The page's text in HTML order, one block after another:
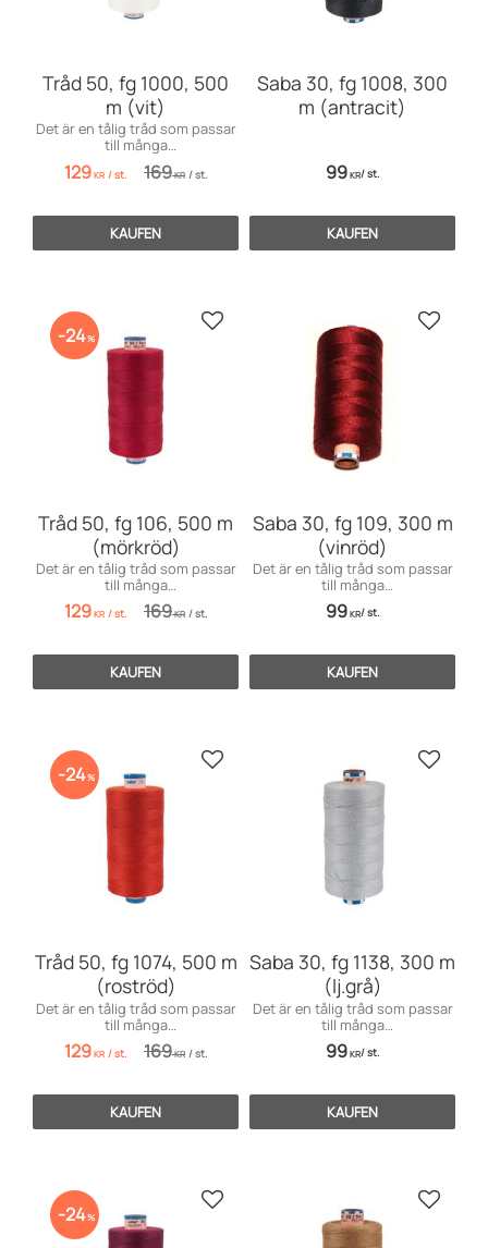
Tråd 50, fg 1000, 500
m (vit)
Det är en tålig tråd som passar
till många
användningsområden inom
möbelsömnad men även för
129KR /st. 169KR /st.
KAUFEN
Saba 30, fg 1008, 300
m (antracit)
99KR/st.
KAUFEN
Tråd 50, fg 106, 500 m
(mörkröd)
Det är en tålig tråd som passar
till många
användningsområden inom
möbelsömnad men även för
129KR /st. 169KR /st.
24% Zu Favoriten hinzufügen
KAUFEN
Saba 30, fg 109, 300 m
(vinröd)
Det är en tålig tråd som passar
till många
användningsområden främst
till markiser, kapell, möbler och
effektsömnad.
99KR/st.
Zu
KAUFEN
Tråd 50, fg 1074, 500 m
(roströd)
Det är en tålig tråd som passar
till många
användningsområden inom
möbelsömnad men även för
129KR /st. 169KR /st.
24% Zu Favoriten hinzufügen
KAUFEN
Saba 30, fg 1138, 300 m
(lj.grå)
Det är en tålig tråd som passar
till många
användningsområden främst
till markiser, kapell, möbler och
effektsömnad.
99KR/st.
Zu
KAUFEN
24% Zu Favoriten hinzufügen Zu